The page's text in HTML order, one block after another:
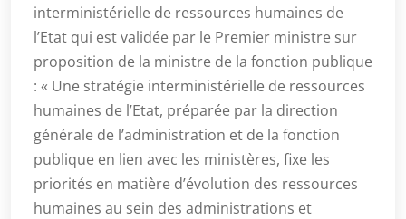
interministérielle de ressources humaines de
l’Etat qui est validée par le Premier ministre sur
proposition de la ministre de la fonction publique
: « Une stratégie interministérielle de ressources
humaines de l’Etat, préparée par la direction
générale de l’administration et de la fonction
publique en lien avec les ministères, fixe les
priorités en matière d’évolution des ressources
humaines au sein des administrations et